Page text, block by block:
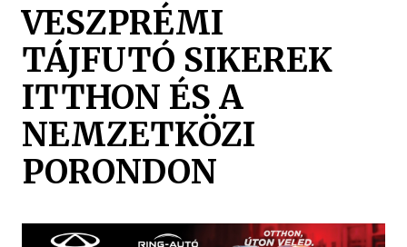
VESZPRÉMI
TÁJFUTÓ SIKEREK
ITTHON ÉS A
NEMZETKÖZI
PORONDON